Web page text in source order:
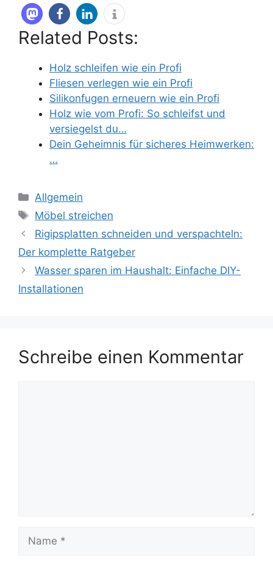
Related Posts:
Holz schleifen wie ein Profi
Fliesen verlegen wie ein Profi
Silikonfugen erneuern wie ein Profi
Holz wie vom Profi: So schleifst und
versiegelst du…
Dein Geheimnis für sicheres Heimwerken:
…
Kategorien
Allgemein
Schlagwörter
Möbel streichen
Rigipsplatten schneiden und verspachteln:
Der komplette Ratgeber
Wasser sparen im Haushalt: Einfache DIY-
Installationen
Schreibe einen Kommentar